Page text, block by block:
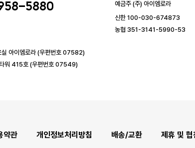
5880
아이엠로라 (우편번호 07582)
워 415호 (우편번호 07549)
예금주 (주) 아이엠로라
신한 100-030-674873
농협 351-3141-5990-53
약관 개인정보처리방침 배송/교환 제휴 및 협